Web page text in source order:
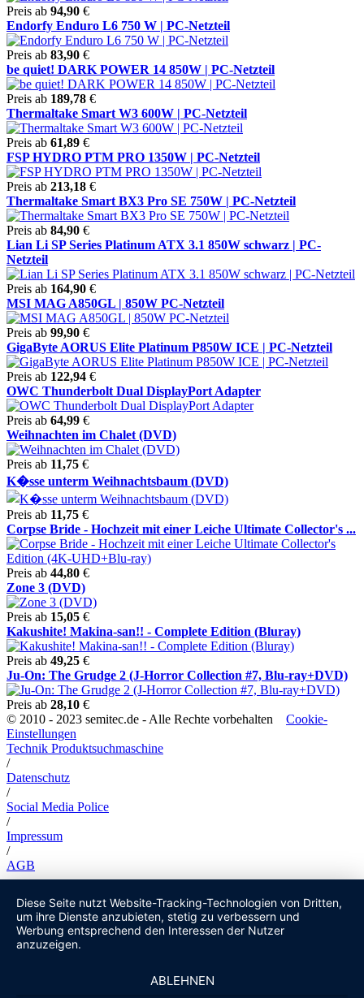
Preis ab 94,90 €
Endorfy Enduro L6 750 W | PC-Netzteil
Preis ab 83,90 €
be quiet! DARK POWER 14 850W | PC-Netzteil
Preis ab 189,78 €
Thermaltake Smart W3 600W | PC-Netzteil
Preis ab 61,89 €
FSP HYDRO PTM PRO 1350W | PC-Netzteil
Preis ab 213,18 €
Thermaltake Smart BX3 Pro SE 750W | PC-Netzteil
Preis ab 84,90 €
Lian Li SP Series Platinum ATX 3.1 850W schwarz | PC-
Netzteil
Preis ab 164,90 €
MSI MAG A850GL | 850W PC-Netzteil
Preis ab 99,90 €
GigaByte AORUS Elite Platinum P850W ICE | PC-Netzteil
Preis ab 122,94 €
OWC Thunderbolt Dual DisplayPort Adapter
Preis ab 64,99 €
Weihnachten im Chalet (DVD)
Preis ab 11,75 €
K�sse unterm Weihnachtsbaum (DVD)
Preis ab 11,75 €
Corpse Bride - Hochzeit mit einer Leiche Ultimate Collector's ...
Preis ab 44,80 €
Zone 3 (DVD)
Preis ab 15,05 €
Kakushite! Makina-san!! - Complete Edition (Bluray)
Preis ab 49,25 €
Ju-On: The Grudge 2 (J-Horror Collection #7, Blu-ray+DVD)
Preis ab 28,10 €
© 2010 - 2023 semitec.de - Alle Rechte vorbehalten Cookie-
Einstellungen
Technik Produktsuchmaschine
/
Datenschutz
/
Social Media Police
/
Impressum
/
AGB
Diese Seite nutzt Website-Tracking-Technologien von Dritten,
um ihre Dienste anzubieten, stetig zu verbessern und
Werbung entsprechend den Interessen der Nutzer
anzuzeigen.
ABLEHNEN